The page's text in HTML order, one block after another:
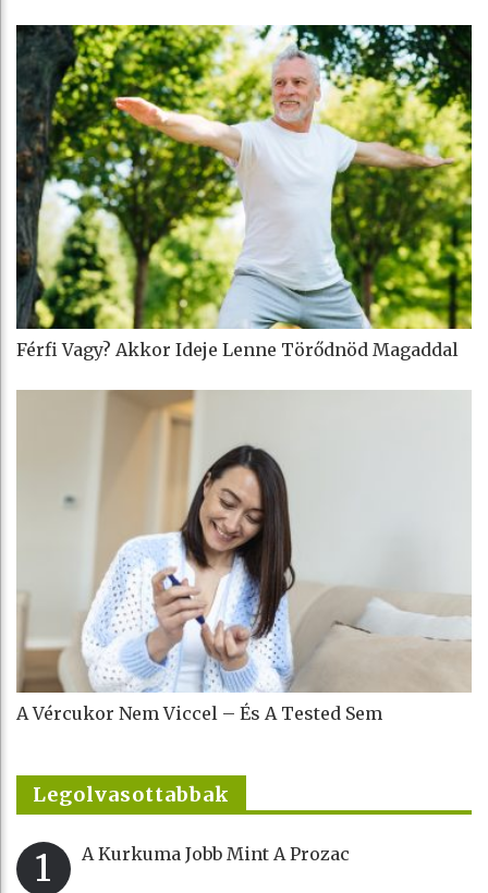
Férfi Vagy? Akkor Ideje Lenne Törődnöd Magaddal
A Vércukor Nem Viccel – És A Tested Sem
Legolvasottabbak
1 A Kurkuma Jobb Mint A Prozac